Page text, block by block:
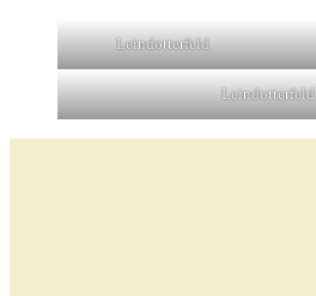
Leindotterfeld
Leindotterfeld